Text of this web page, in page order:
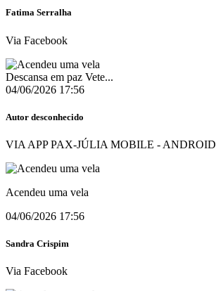
Fatima Serralha
Via Facebook
Descansa em paz Vete...
04/06/2026 17:56
Autor desconhecido
VIA APP PAX-JÚLIA MOBILE - ANDROID
Acendeu uma vela
04/06/2026 17:56
Sandra Crispim
Via Facebook